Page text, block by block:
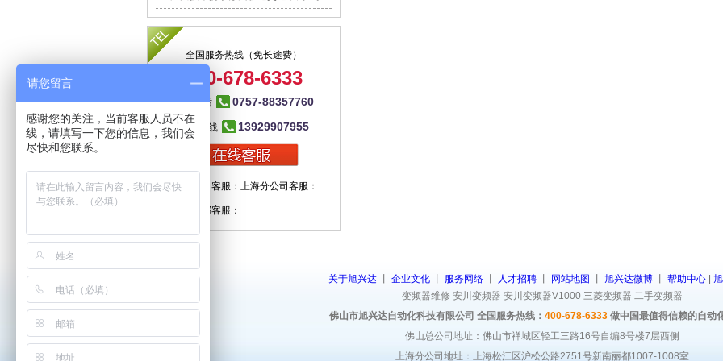
全国服务热线（免长途费）
400-678-6333
总部电话 0757-88357760
咨询热线 13929907955
广佛总公司客服： 上海分公司客服：
公司技术部客服：
关于旭兴达 企业文化 服务网络 人才招聘 网站地图 旭兴达微博 帮助中心
变频器维修 安川变频器 安川变频器V1000 三菱变频器 二手变频器
佛山市旭兴达自动化科技有限公司 全国服务热线： 400-678-6333 做中国最值得信赖的自动
佛山总公司地址：佛山市禅城区轻工三路16号自编8号楼7层西侧
上海分公司地址：上海松江区沪松公路2751号新南丽都1007-1008室
请您留言
感谢您的关注，当前客服人员不在
线，请填写一下您的信息，我们会
尽快和您联系。